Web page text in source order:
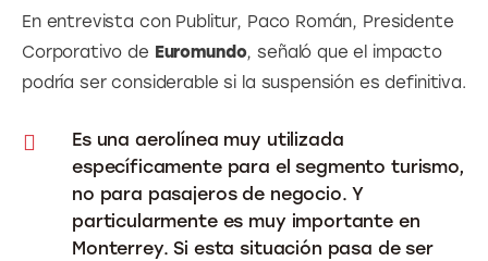
En entrevista con Publitur, Paco Román, Presidente
Corporativo de Euromundo, señaló que el impacto
podría ser considerable si la suspensión es definitiva.
Es una aerolínea muy utilizada
específicamente para el segmento turismo,
no para pasajeros de negocio. Y
particularmente es muy importante en
Monterrey. Si esta situación pasa de ser